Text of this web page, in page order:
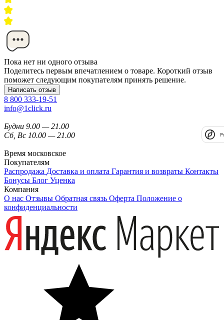
Пока нет ни одного отзыва
Поделитесь первым впечатлением о товаре. Короткий отзыв
поможет следующим покупателям принять решение.
Написать отзыв
8 800 333-19-51
info@1click.ru
Будни 9.00 — 21.00
Сб, Вс 10.00 — 21.00
Время московское
Покупателям
Распродажа Доставка и оплата Гарантия и возвраты Контакты
Бонусы Блог Уценка
Компания
О нас Отзывы Обратная связь Оферта Положение о
конфиденциальности